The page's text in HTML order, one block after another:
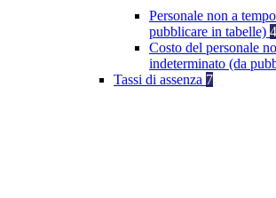
Personale non a
pubblicare in tabelle) 4
Costo del personale
indeterminato (da
Tassi di assenza 7